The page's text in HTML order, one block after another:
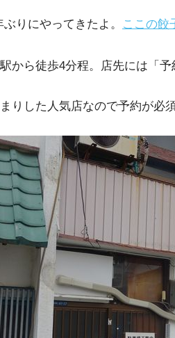
ぶりにやってきたよ。 ここの餃
から徒歩4分程。店先には「予
りした人気店なので予約が必